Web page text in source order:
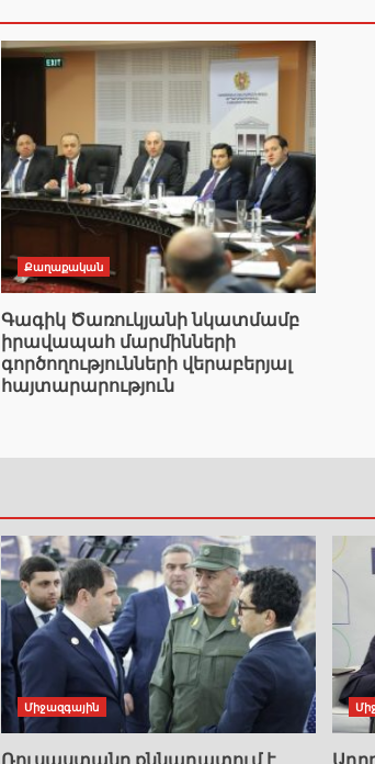
Քաղաքական
Գագիկ Ծառուկյանի նկատմամբ
իրավապահ մարմինների
գործողությունների վերաբերյալ
հայտարարություն
Միջազգային
Ռուսաստանը քննադատում է